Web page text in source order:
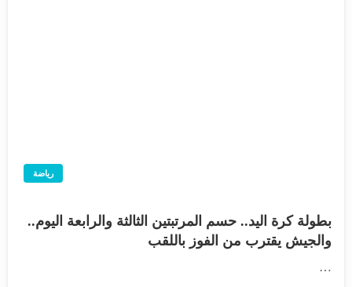
رياضة
بطولة كرة اليد.. حسم المرتبتين الثالثة والرابعة اليوم..
والجيش يقترب من الفوز باللقب
…